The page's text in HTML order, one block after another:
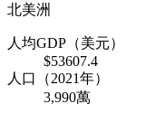
北美洲
人均GDP（美元）
$53607.4
人口（2021年）
3,990萬